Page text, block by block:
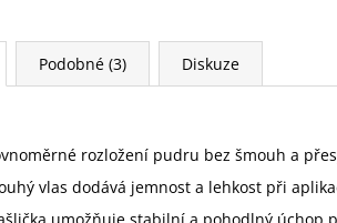
Podobné (3) Diskuze
rozložení pudru bez šmouh a
vlas dodává jemnost a lehkost při
umožňuje stabilní a pohodlný úchop